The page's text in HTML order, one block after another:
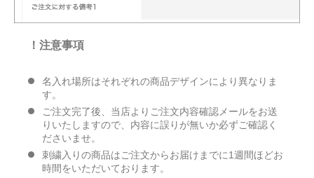
！注意事項
名入れ場所はそれぞれの商品デザインにより異なりま
す。
ご注文完了後、当店よりご注文内容確認メールをお送
りいたしますので、内容に誤りが無いか必ずご確認く
ださいませ。
刺繍入りの商品はご注文からお届けまでに1週間ほどお
時間をいただいております。